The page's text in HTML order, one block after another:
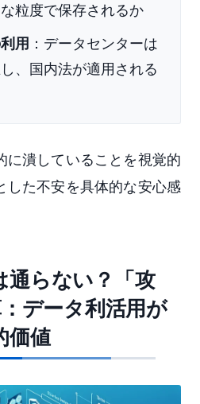
粒度で保存されるか
用 ：データセンターは
、国内法が適用される
に潰していることを視覚的
した不安を具体的な安心感
通らない？「攻
データ利活用が
価値